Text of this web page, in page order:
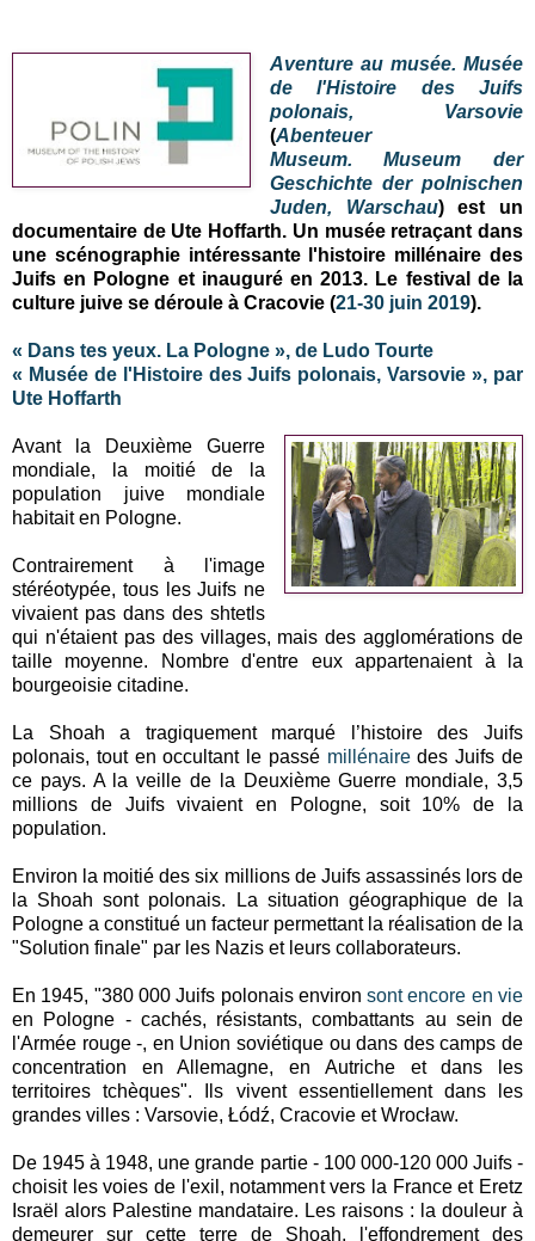
Aventure au musée. Musée
de l'Histoire des Juifs
polonais, Varsovie
(Abenteuer
Museum.Museum der
Geschichte der polnischen
Juden, Warschau) est un
documentaire de Ute Hoffarth. Un musée retraçant dans
une scénographie intéressante l'histoire millénaire des
Juifs en Pologne et inauguré en 2013. Le festival de la
culture juive se déroule à Cracovie (21-30 juin 2019).
« Dans tes yeux. La Pologne », de Ludo Tourte
« Musée de l'Histoire des Juifs polonais, Varsovie », par
Ute Hoffarth
Avant la Deuxième Guerre
mondiale, la moitié de la
population juive mondiale
habitait en Pologne.
Contrairement à l'image
stéréotypée, tous les Juifs ne
vivaient pas dans des shtetls
qui n'étaient pas des villages, mais des agglomérations de
taille moyenne. Nombre d'entre eux appartenaient à la
bourgeoisie citadine.
La Shoah a tragiquement marqué l’histoire des Juifs
polonais, tout en occultant le passé millénairedes Juifs de
ce pays. A la veille de la Deuxième Guerre mondiale, 3,5
millions de Juifs vivaient en Pologne, soit 10% de la
population.
Environ la moitié des six millions de Juifs assassinés lors de
la Shoah sont polonais. La situation géographique de la
Pologne a constitué un facteur permettant la réalisation de la
"Solution finale" par les Nazis et leurs collaborateurs.
En 1945, "380 000 Juifs polonais environsont encore en vie
en Pologne - cachés, résistants, combattants au sein de
l'Armée rouge -, en Union soviétique ou dans des camps de
concentration en Allemagne, en Autriche et dans les
territoires tchèques". Ils vivent essentiellement dans les
grandes villes : Varsovie, Łódź, Cracovie et Wrocław.
De 1945 à 1948, une grande partie - 100 000-120 000 Juifs -
choisit les voies de l'exil, notamment vers la France et Eretz
Israël alors Palestine mandataire. Les raisons : la douleur à
demeurer sur cette terre de Shoah, l'effondrement des